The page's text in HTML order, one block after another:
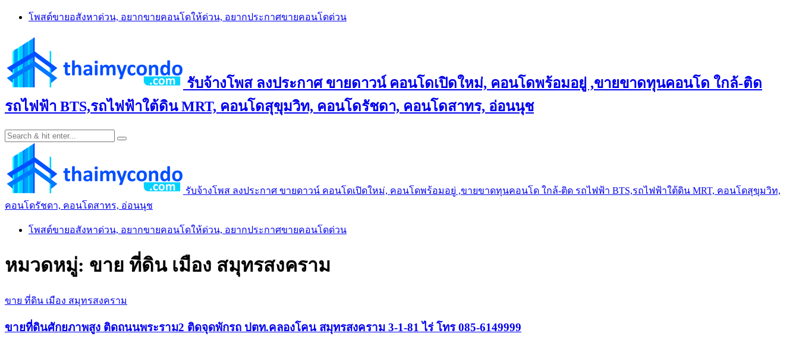
Skip
โพสต์ขายอสังหาด่วน, อยากขายคอนโดให้ด่วน, อยากประกาศขายคอนโดด่วน
รับจ้างโพส ลงประกาศ ขายดาวน์ คอนโดเปิดใหม่, คอนโดพร้อมอยู่ ,ขายขาดทุนคอนโด ใกล้-ติด
รถไฟฟ้า BTS,รถไฟฟ้าใต้ดิน MRT, คอนโดสุขุมวิท, คอนโดรัชดา, คอนโดสาทร, อ่อนนุช
รับจ้างโพส ลงประกาศ ขายดาวน์ คอนโดเปิดใหม่, คอนโดพร้อมอยู่ ,ขายขาดทุนคอนโด ใกล้-ติด รถไฟฟ้า BTS,รถไฟฟ้าใต้ดิน MRT, คอนโดสุขุมวิท,
คอนโดรัชดา, คอนโดสาทร, อ่อนนุช
โพสต์ขายอสังหาด่วน, อยากขายคอนโดให้ด่วน, อยากประกาศขายคอนโดด่วน
หมวดหมู่: ขาย ที่ดิน เมือง สมุทรสงคราม
ขาย ที่ดิน เมือง สมุทรสงคราม
ขายที่ดินศักยภาพสูง ติดถนนพระราม2 ติดจุดพักรถ ปตท.คลองโคน สมุทรสงคราม 3-1-81 ไร่ โทร 085-6149999